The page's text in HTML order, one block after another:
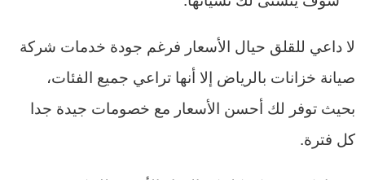
لا داعي للقلق حيال الأسعار فرغم جودة خدمات شركة
صيانة خزانات بالرياض إلا أنها تراعي جميع الفئات،
بحيث توفر لك أحسن الأسعار مع خصومات جيدة جدا
كل فترة.